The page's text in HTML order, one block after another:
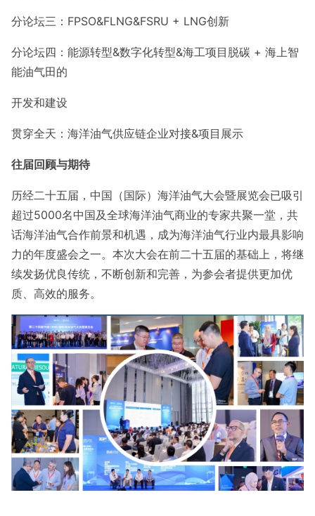
分论坛三：FPSO&FLNG&FSRU + LNG创新
分论坛四：能源转型&数字化转型&海工项目脱碳 + 海上智
能油气田的
开发和建设
贯穿全天：海洋油气供应链企业对接&项目展示
往届回顾与期待
历经二十五届，中国（国际）海洋油气大会暨展览会已吸引
超过5000名中国及全球海洋油气商业的专家共聚一堂，共
话海洋油气合作前景和机遇，成为海洋油气行业内最具影响
力的年度盛会之一。本次大会在前二十五届的基础上，将继
续发扬优良传统，不断创新和完善，为参会者提供更加优
质、高效的服务。